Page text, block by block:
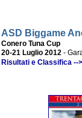
ASD Biggame
Conero Tuna Cup
20-21 Luglio 2012 -
Risultati e Classifica --